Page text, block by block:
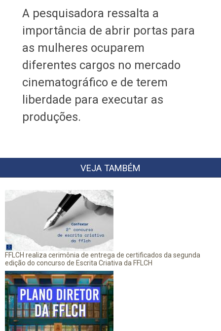
A pesquisadora ressalta a
importância de abrir portas para
as mulheres ocuparem
diferentes cargos no mercado
cinematográfico e de terem
liberdade para executar as
produções.
VEJA TAMBÉM
FFLCH realiza cerimônia de entrega de certificados da segunda
edição do concurso de Escrita Criativa da FFLCH